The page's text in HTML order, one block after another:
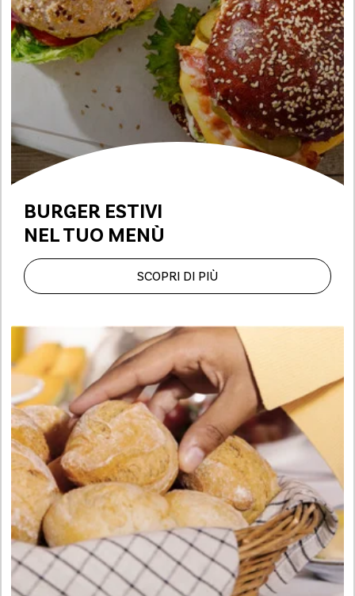
BURGER ESTIVI
NEL TUO MENÙ
SCOPRI DI PIÙ